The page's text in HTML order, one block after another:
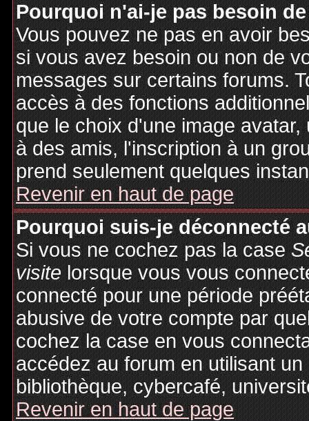
Pourquoi n'ai-je pas besoin
Vous pouvez ne pas en avoir
si vous avez besoin ou non de
messages sur certains forums.
accès à des fonctions
que le choix d'une image
à des amis, l'inscription à un
prend seulement quelques
Revenir en haut de page
Pourquoi suis-je déconnecté
Si vous ne cochez pas la case
visitelorsque vous vous
connecté pour une période
abusive de votre compte par
cochez la case en vous
accédez au forum en utilisant
bibliothèque, cybercafé,
Revenir en haut de page